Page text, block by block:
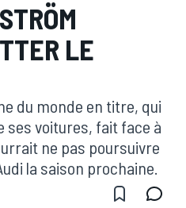
LE
du monde en titre, qui
ses voitures, fait face à
ne pas poursuivre
la saison prochaine.